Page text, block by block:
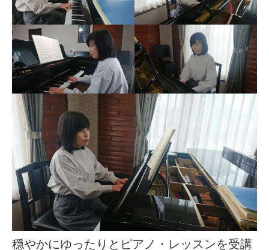
穏やかにゆったりとピアノ・レッスンを受講